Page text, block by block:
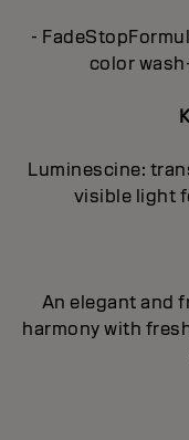
-
color
Luminescine:
visible light
An elegant and
harmony with